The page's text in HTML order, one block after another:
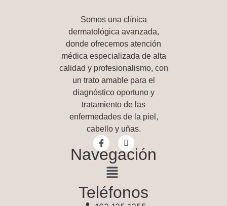
Somos una clínica
dermatológica avanzada,
donde ofrecemos atención
médica especializada de alta
calidad y profesionalismo, con
un trato amable para el
diagnóstico oportuno y
tratamiento de las
enfermedades de la piel,
cabello y uñas.
Navegación
Teléfonos